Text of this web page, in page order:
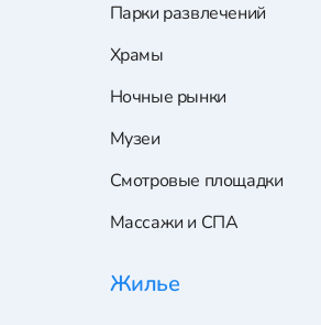
Парки развлечений
Храмы
Ночные рынки
Музеи
Смотровые площадки
Массажи и СПА
Жилье